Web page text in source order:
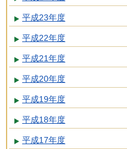
平成23年度
平成22年度
平成21年度
平成20年度
平成19年度
平成18年度
平成17年度